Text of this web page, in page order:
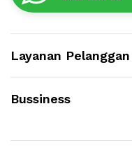
Layanan Pelanggan
Bussiness